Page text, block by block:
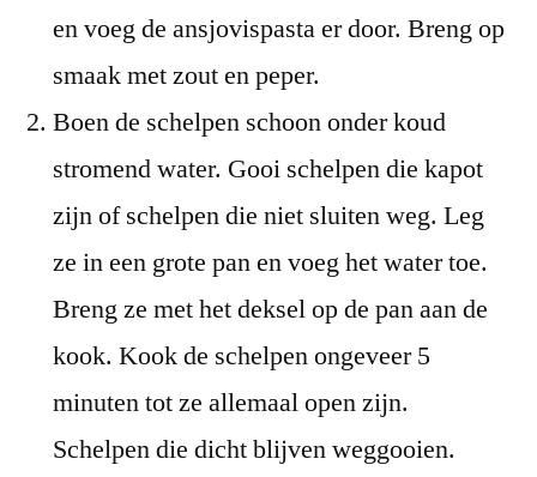
en voeg de ansjovispasta er door. Breng op
smaak met zout en peper.
Boen de schelpen schoon onder koud
stromend water. Gooi schelpen die kapot
zijn of schelpen die niet sluiten weg. Leg
ze in een grote pan en voeg het water toe.
Breng ze met het deksel op de pan aan de
kook. Kook de schelpen ongeveer 5
minuten tot ze allemaal open zijn.
Schelpen die dicht blijven weggooien.